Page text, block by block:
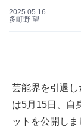
2025.05.16
多町野 望
芸能界を引退
は5月15日、自
ットを公開し